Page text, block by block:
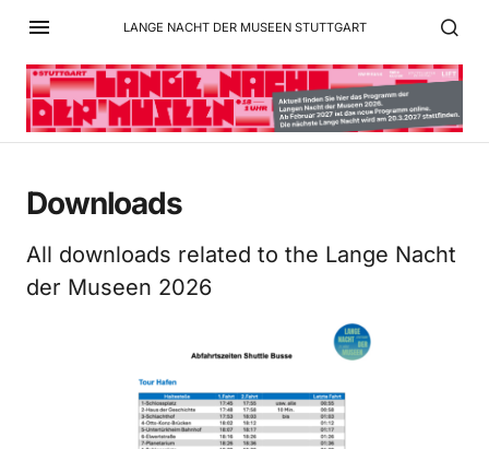
LANGE NACHT DER MUSEEN STUTTGART
Downloads
All downloads related to the Lange Nacht
der Museen 2026